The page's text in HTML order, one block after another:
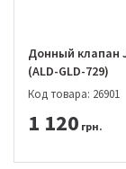
Донный клапан
(ALD-GLD-729)
Код товара: 26901
1 120 грн.